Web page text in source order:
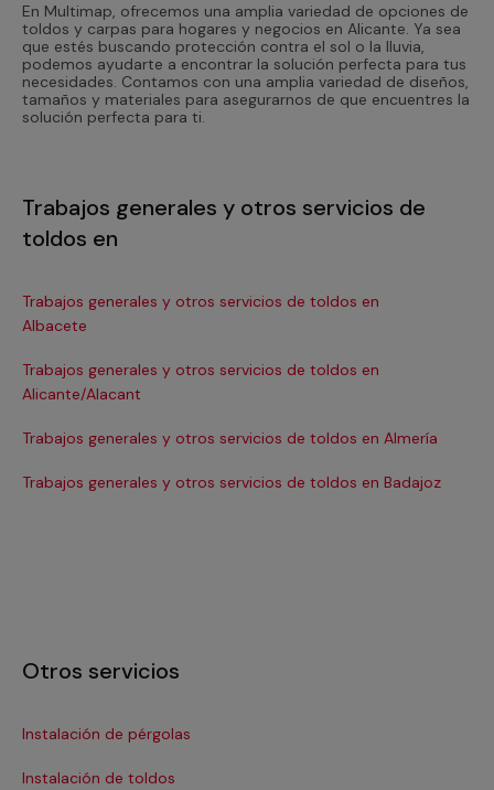
En Multimap, ofrecemos una amplia variedad de opciones de
toldos y carpas para hogares y negocios en Alicante. Ya sea
que estés buscando protección contra el sol o la lluvia,
podemos ayudarte a encontrar la solución perfecta para tus
necesidades. Contamos con una amplia variedad de diseños,
tamaños y materiales para asegurarnos de que encuentres la
solución perfecta para ti.
Trabajos generales y otros servicios de
toldos en
Trabajos generales y otros servicios de toldos en
Albacete
Trabajos generales y otros servicios de toldos en
Alicante/Alacant
Trabajos generales y otros servicios de toldos en Almería
Trabajos generales y otros servicios de toldos en Badajoz
Otros servicios
Instalación de pérgolas
Instalación de toldos